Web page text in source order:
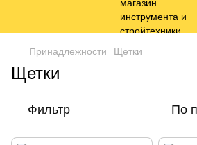
Принадлежности Щетки
Щетки
Фильтр По